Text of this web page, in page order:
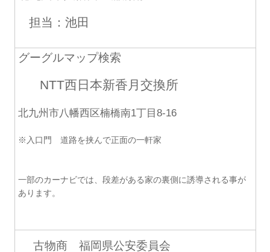
担当：池田
グーグルマップ検索
NTT西日本新香月交換所
北九州市八幡西区楠橋南1丁目8-16
※入口門 道路を挟んで正面の一軒家
一部のカーナビでは、段差がある家の裏側に誘導される事が
あります。
古物商 福岡県公安委員会